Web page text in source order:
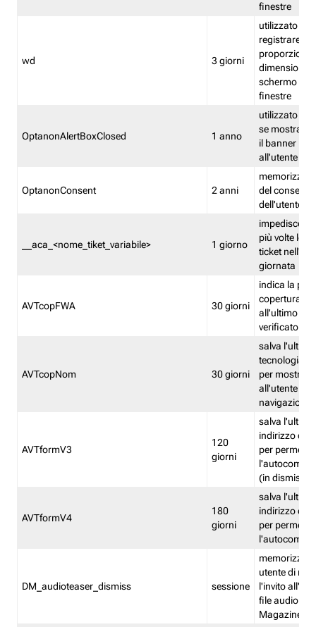
finestre
wd 3 giorni
utilizzato per
registrare le
proporzioni
dimensioni
schermo e
finestre
OptanonAlertBoxClosed 1 anno
utilizzato per
se mostrare
il banner
all'utente
OptanonConsent 2 anni
memorizza
del
dell'utente
__aca_<nome_tiket_variabile> 1 giorno
impedisce di
più volte lo
ticket
giornata
AVTcopFWA 30 giorni
indica la
copertura
all'ultimo
verificato
AVTcopNom 30 giorni
salva l'ultima
tecnologia
per
all'utente
navigazione
AVTformV3
120
giorni
salva l'ultimo
indirizzo di
per
(in
AVTformV4
180
giorni
salva l'ultimo
indirizzo di
per
DM_audioteaser_dismiss sessione
memorizza
utente di
l'invito
file audio del
Magazine